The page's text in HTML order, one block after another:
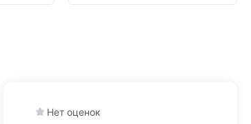
Нет оценок